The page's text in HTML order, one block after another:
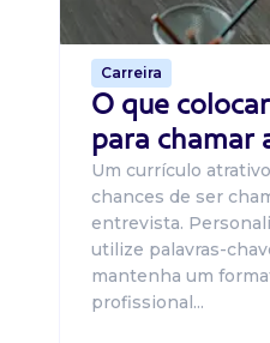
Carreira
O que
para chamar
Um currículo
chances de ser
entrevista.
utilize palavras-
mantenha um
profissional...